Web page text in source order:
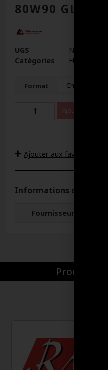
80W90 GL5
UGS
N/D
Catégories
Huiles
Format
Ajouter au
Ajouter aux favoris
Informations
Fournisseur
Produits